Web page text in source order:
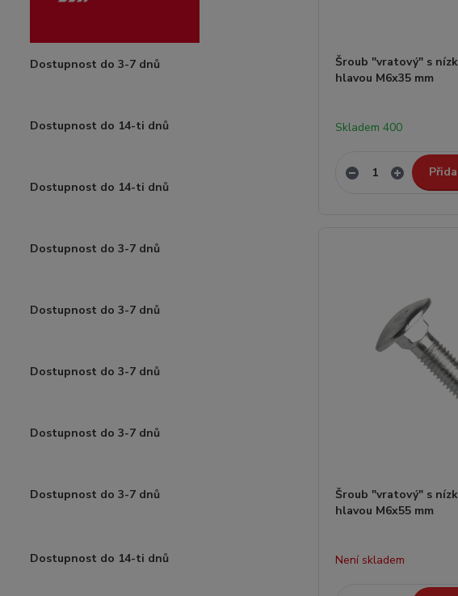
Dostupnost do 3-7 dnů
Dostupnost do 14-ti dnů
Dostupnost do 14-ti dnů
Dostupnost do 3-7 dnů
Dostupnost do 3-7 dnů
Dostupnost do 3-7 dnů
Dostupnost do 3-7 dnů
Dostupnost do 3-7 dnů
Dostupnost do 14-ti dnů
Šroub "vratový" s
hlavou M6x35 mm
Skladem 400
Šroub "vratový" s
hlavou M6x55 mm
Není skladem